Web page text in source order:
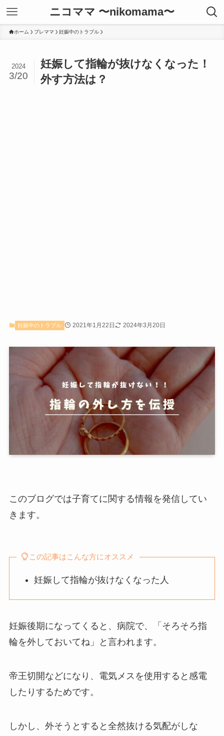
ニコママ 〜nikomama〜
ホーム プレママ 妊娠中のトラブル
妊娠して指輪が抜けなくなった！
外す方法は？
2024
3/20
妊娠中のトラブル 2021年1月22日 2024年3月20日
このブログでは子育てに関する情報を発信してい
きます。
この記事はこんな方にオススメ
妊娠して指輪が抜けなくなった人
妊娠後期になってくると、病院で、「そろそろ指
輪を外しておいてね」と言われます。
帝王切開などになり、電気メスを使用すると感電
したりするためです。
しかし、外そうとすると全然抜ける気配がしな